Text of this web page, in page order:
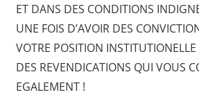
ET DANS DES CONDITIONS
UNE FOIS D’AVOIR DES
VOTRE POSITION INSTITUTIONELLE
DES REVENDICATIONS QUI VOUS
EGALEMENT !